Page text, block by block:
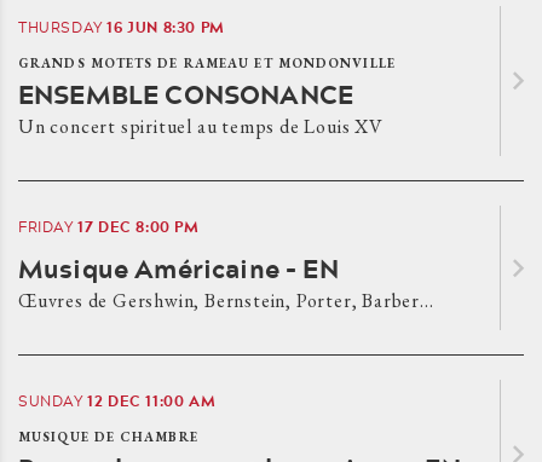
THURSDAY16JUN 8:30 PM
GRANDS MOTETS DE RAMEAU ET MONDONVILLE
ENSEMBLE CONSONANCE
Un concert spirituel au temps de Louis XV
FRIDAY17 DEC8:00 PM
Musique Américaine - EN
Œuvres de Gershwin, Bernstein, Porter, Barber…
SUNDAY12 DEC11:00 AM
MUSIQUE DE CHAMBRE